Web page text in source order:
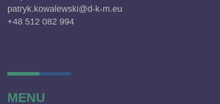
patryk.kowalewski@d-k-m.eu
+48 512 082 994
MENU